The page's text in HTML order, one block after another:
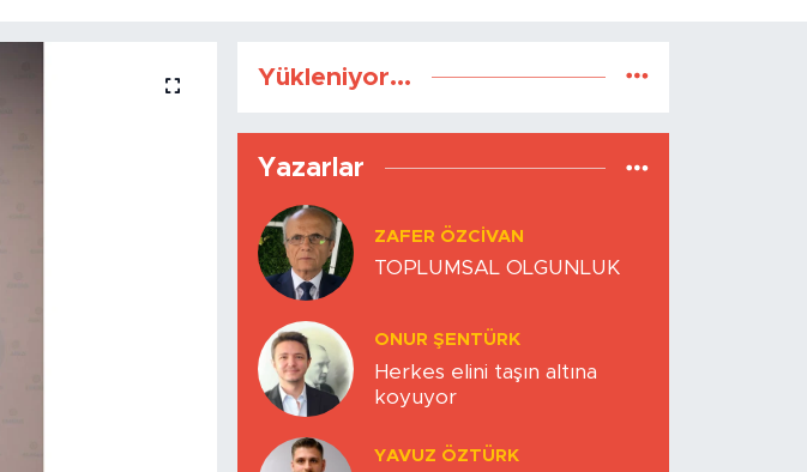
Yükleniyor...
Yazarlar
ZAFER ÖZCIVAN
TOPLUMSAL OLGUNLUK
ONUR ŞENTÜRK
Herkes elini taşın altına
koyuyor
YAVUZ ÖZTÜRK